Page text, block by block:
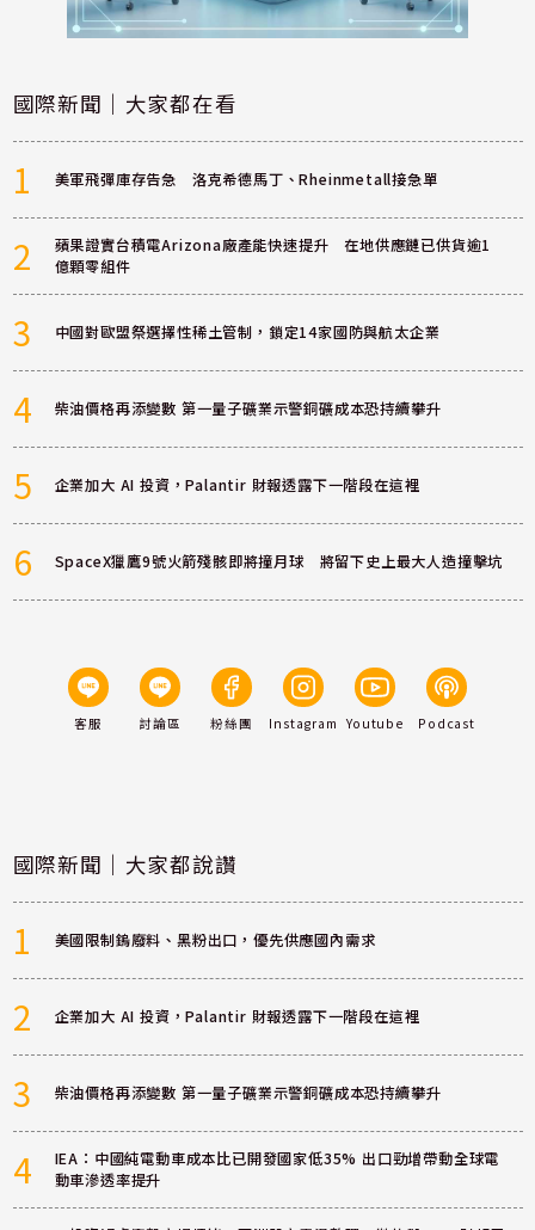
國際新聞｜大家都在看
1 美軍飛彈庫存告急 洛克希德馬丁、Rheinmetall接急單
2
蘋果證實台積電Arizona廠產能快速提升 在地供應鏈已供貨逾1
億顆零組件
3 中國對歐盟祭選擇性稀土管制，鎖定14家國防與航太企業
4 柴油價格再添變數 第一量子礦業示警銅礦成本恐持續攀升
5 企業加大 AI 投資，Palantir 財報透露下一階段在這裡
6 SpaceX獵鷹9號火箭殘骸即將撞月球 將留下史上最大人造撞擊坑
客服 討論區 粉絲團 Instagram Youtube Podcast
國際新聞｜大家都說讚
1 美國限制鎢廢料、黑粉出口，優先供應國內需求
2 企業加大 AI 投資，Palantir 財報透露下一階段在這裡
3 柴油價格再添變數 第一量子礦業示警銅礦成本恐持續攀升
4
IEA：中國純電動車成本比已開發國家低35% 出口勁增帶動全球電
動車滲透率提升